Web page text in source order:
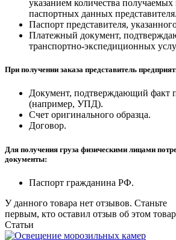
указанием количества получаемых
паспортных данных представителя.
Паспорт представителя,
Платежный документ,
транспортно-экспедиционных
При получении заказа представитель
Документ, подтверждающий факт
(например, УПД).
Счет оригинального образца.
Договор.
Для получения груза физическими лицами
документы:
Паспорт гражданина РФ.
У данного товара нет отзывов. Станьте
первым, кто оставил отзыв об этом
Статьи